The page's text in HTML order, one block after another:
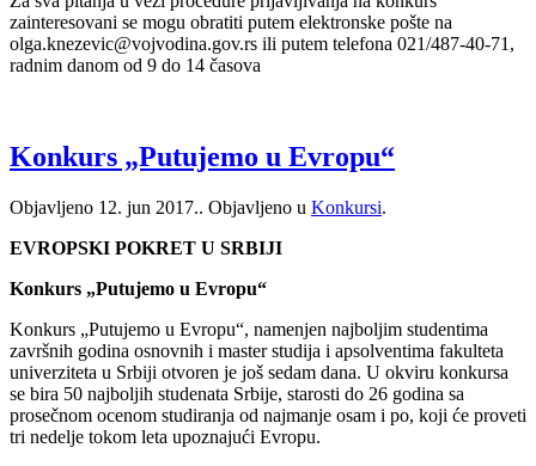
zainteresovani se mogu obratiti putem elektronske pošte na
olga.knezevic@vojvodina.gov.rs ili putem telefona 021/487-40-71,
radnim danom od 9 do 14 časova
Konkurs „Putujemo u Evropu“
Objavljeno 12. jun 2017.. Objavljeno u Konkursi.
EVROPSKI POKRET U SRBIJI
Konkurs „Putujemo u Evropu“
Konkurs „Putujemo u Evropu“, namenjen najboljim studentima
završnih godina osnovnih i master studija i apsolventima fakulteta
univerziteta u Srbiji otvoren je još sedam dana. U okviru konkursa
se bira 50 najboljih studenata Srbije, starosti do 26 godina sa
prosečnom ocenom studiranja od najmanje osam i po, koji će proveti
tri nedelje tokom leta upoznajući Evropu.